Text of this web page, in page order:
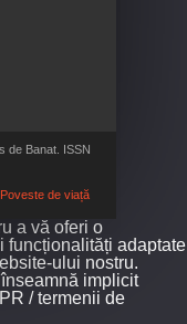
de Banat. ISSN
Poveste de viață
a vă oferi o
funcționalități adaptate
ului nostru.
implicit
/ termenii de